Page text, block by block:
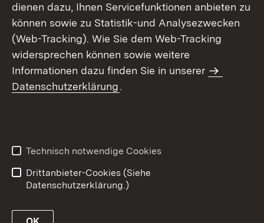
dienen dazu, Ihnen Servicefunktionen anbieten zu
können sowie zu Statistik-und Analysezwecken
(Web-Tracking). Wie Sie dem Web-Tracking
widersprechen können sowie weitere
Informationen dazu finden Sie in unserer
Datenschutzerklärung.
Technisch notwendige Cookies
Drittanbieter-Cookies (Siehe
Datenschutzerklärung.)